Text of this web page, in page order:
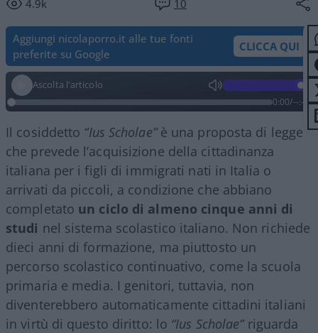
4.9k 10
Aggiungi nicolaporro.it alle tue fonti
preferite su Google
CLICCA QUI
Ascolta l'articolo
0:00/--:--
Il cosiddetto “Ius Scholae”è una proposta di legge
che prevede l’acquisizione della cittadinanza
italiana per i figli di immigrati nati in Italia o
arrivati da piccoli, a condizione che abbiano
completato un ciclo di almeno cinque anni di
studi nel sistema scolastico italiano. Non richiede
dieci anni di formazione, ma piuttosto un
percorso scolastico continuativo, come la scuola
primaria e media. I genitori, tuttavia, non
diventerebbero automaticamente cittadini italiani
in virtù di questo diritto: lo “Ius Scholae”riguarda